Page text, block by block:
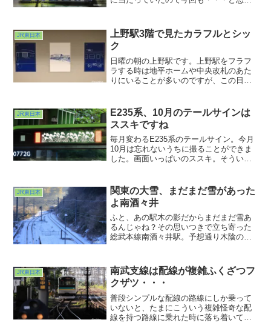
見。忍び足で近寄って撮ったのが今回の
写真です。見えたのは図らずも常磐線の
エースE657系。今度いわきに来る時はあ
れに乗りたいなぁ・・。
JR東日本
上野駅3階で見たカラフルとシッ
ク
日曜の朝の上野駅です。上野駅をフラフ
ラする時は地平ホームや中央改札のあた
りにいることが多いのですが、この日は
た頃は（いつの話だ？w）なんともがらん
とした空間でしたが、フローラ、ディ
ラ、エキュートと名を変え品を変え
JR東日本
E235系、10月のテールサインは
ススキですね
毎月変わるE235系のテールサイン。今月
10月は忘れないうちに撮ることができま
した。画面いっぱいのススキ。そういや
わいたいものです。山手線ではなく地元
千葉県の方が撮りやすかったりして。や
はり佐倉あたりへの出撃は必須になりそ
うです。
JR東日本
関東の大雪、まだまだ雪があった
よ南酒々井
ふと、あの駅木の影だからまだまだ雪あ
るんじゃね？その思いつきで立ち寄った
総武本線南酒々井駅。予想通り木陰の北
コチンに凍りついたままでした。跨線橋
に屋根のない無人駅。まだまだ残雪がい
ばり散らしておりました。凍った雪が一
番怖い。えぇわかってますとも。
JR東日本
南武支線は配線が複雑ふくざつフ
クザツ・・・
普段シンプルな配線の路線にしか乗って
いないと、たまにこういう複雑怪奇な配
線を持つ路線に乗れた時に落ち着いて座